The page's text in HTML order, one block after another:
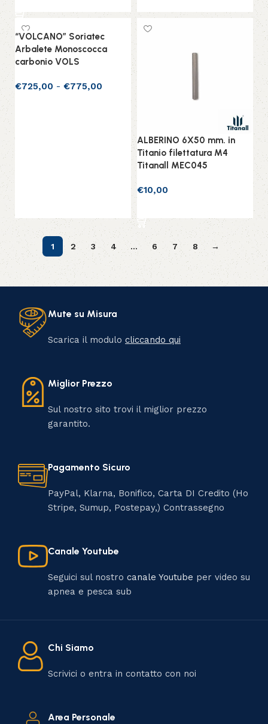
“VOLCANO” Soriatec
Arbalete Monoscocca
carbonio VOLS
€725,00 - €775,00
ALBERINO 6X50 mm. in
Titanio filettatura M4
Titanall MEC045
€10,00
1 2 3 4 … 6 7 8 →
Mute su Misura
Scarica il modulocliccando qui
Miglior Prezzo
Sul nostro sito trovi il miglior prezzo
garantito.
Pagamento Sicuro
PayPal, Klarna, Bonifico, Carta DI Credito (Ho
Stripe, Sumup, Postepay,) Contrassegno
Canale Youtube
Seguici sul nostrocanale Youtube per video su
apnea e pesca sub
Chi Siamo
Scrivici o entra in contatto con noi
Area Personale